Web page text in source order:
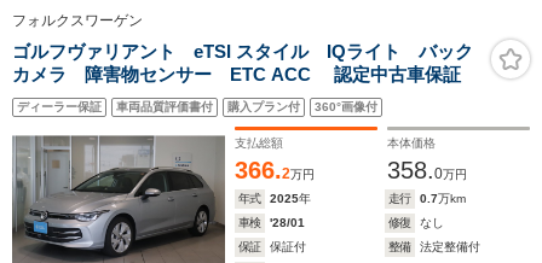
フォルクスワーゲン
ゴルフヴァリアント eTSI スタイル IQライト バック
カメラ 障害物センサー ETC ACC 認定中古車保証
ディーラー保証 車両品質評価書付 購入プラン付 360°画像付
支払総額
366.2万円
本体価格
358.0万円
年式
2025年 走行 0.7万km
車検
'28/01 修復
なし
保証
保証付 整備
法定整備付